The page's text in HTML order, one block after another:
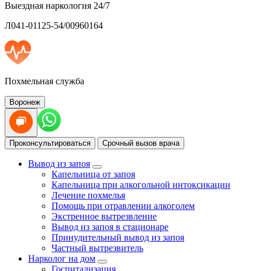
Выездная наркология 24/7
Л041-01125-54/00960164
Похмельная служба
Воронеж
Проконсультироваться Срочный вызов врача
Вывод из запоя
Капельница от запоя
Капельница при алкогольной интоксикации
Лечение похмелья
Помощь при отравлении алкоголем
Экстренное вытрезвление
Вывод из запоя в стационаре
Принудительный вывод из запоя
Частный вытрезвитель
Нарколог на дом
Госпитализация